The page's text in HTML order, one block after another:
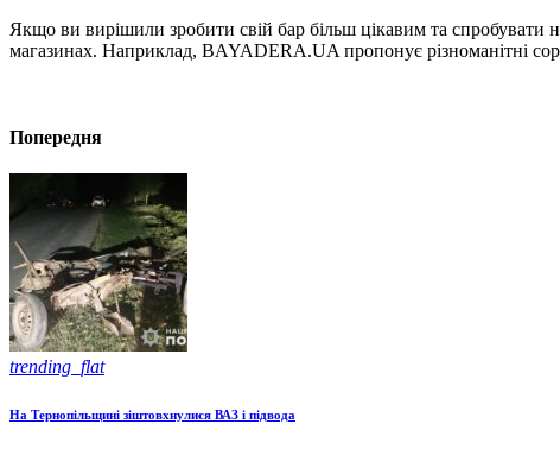
Якщо ви вирішили зробити свій бар більш цікавим та
магазинах. Наприклад, BAYADERA.UA пропонує різноманітні
Попередня
trending_flat
На Тернопільщині зіштовхнулися ВАЗ і підвода